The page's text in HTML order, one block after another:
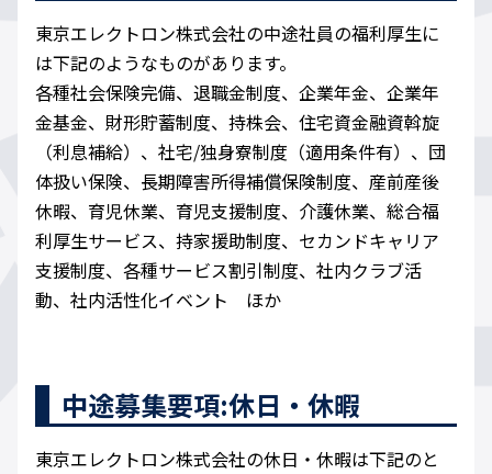
東京エレクトロン株式会社の中途社員の福利厚生に
は下記のようなものがあります。
各種社会保険完備、退職金制度、企業年金、企業年
金基金、財形貯蓄制度、持株会、住宅資金融資斡旋
（利息補給）、社宅/独身寮制度（適用条件有）、団
体扱い保険、長期障害所得補償保険制度、産前産後
休暇、育児休業、育児支援制度、介護休業、総合福
利厚生サービス、持家援助制度、セカンドキャリア
支援制度、各種サービス割引制度、社内クラブ活
動、社内活性化イベント ほか
中途募集要項:休日・休暇
東京エレクトロン株式会社の休日・休暇は下記のと